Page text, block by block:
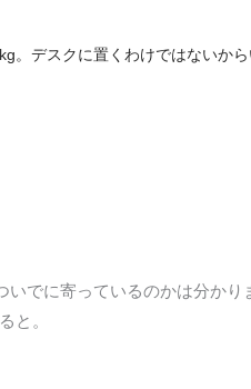
デスクに置くわけではないから
でに寄っているのかは分か
と。